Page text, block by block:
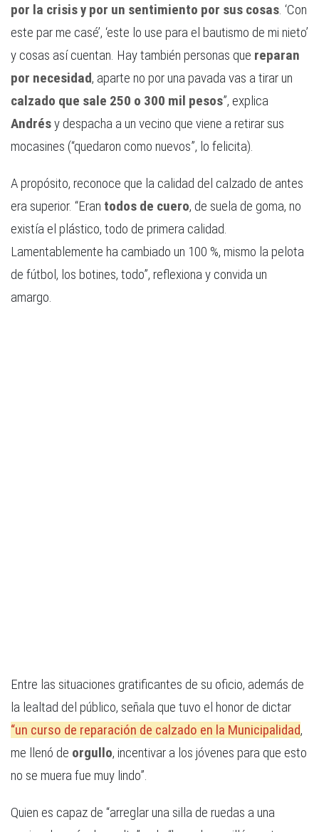
por la crisis y por un sentimiento por sus cosas . ‘Con
este par me casé’, ‘este lo use para el bautismo de mi nieto’
y cosas así cuentan. Hay también personas que reparan
por necesidad, aparte no por una pavada vas a tirar un
calzado que sale 250 o 300 mil pesos”, explica
Andrésy despacha a un vecino que viene a retirar sus
mocasines (“quedaron como nuevos”, lo felicita).
A propósito, reconoce que la calidad del calzado de antes
era superior. “Eran todos de cuero, de suela de goma, no
existía el plástico, todo de primera calidad.
Lamentablemente ha cambiado un 100 %, mismo la pelota
de fútbol, los botines, todo”, reflexiona y convida un
amargo.
Entre las situaciones gratificantes de su oficio, además de
la lealtad del público, señala que tuvo el honor de dictar
“un curso de reparación de calzado en la Municipalidad,
me llenó de orgullo, incentivar a los jóvenes para que esto
no se muera fue muy lindo”.
Quien es capaz de “arreglar una silla de ruedas a una